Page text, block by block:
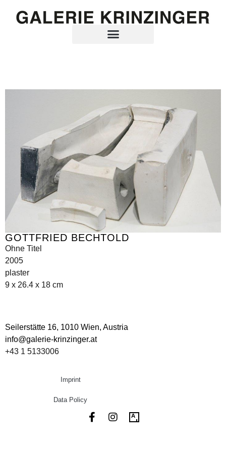
GOTTFRIED BECHTOLD
Ohne Titel
2005
plaster
9 x 26.4 x 18 cm
Seilerstätte 16, 1010 Wien, Austria
info@galerie-krinzinger.at
+43 1 5133006
Imprint
Data Policy